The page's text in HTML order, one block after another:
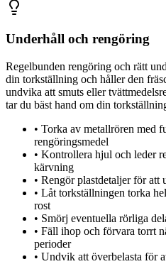
Underhåll och rengöring
Regelbunden rengöring och rätt
din torkställning och håller den
undvika att smuts eller
tar du bäst hand om din
• Torka av metallrören med
rengöringsmedel
• Kontrollera hjul och leder
kärvning
• Rengör plastdetaljer för att
• Låt torkställningen torka
rost
• Smörj eventuella rörliga
• Fäll ihop och förvara torrt
perioder
• Undvik att överbelasta för